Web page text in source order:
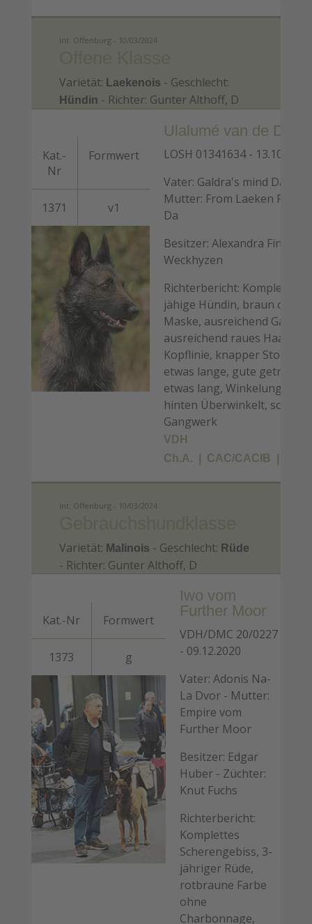
Int. Offenburg - 10/03/2024
Varietät: Laekenois - Geschlecht:
Hündin - Richter: Gunter Althoff, D
Kat.-
Nr
Formwert
1371 v1
Ulalumé van de
LOSH 01341634 - 13.10.2021
Vater: Galdra's mind Dark
Mutter: From Laeken
Da
Besitzer: Alexandra Finke -
Weckhyzen
Richterbericht: Komplettes
jähige Hündin, braun
Maske, ausreichend
ausreichend raues Haar
Kopflinie, knapper Stopp,
etwas lange, gute
etwas lang, Winkelungen
hinten Überwinkelt,
Gangwerk
VDH
Ch.A.
CAC/CACIB
Int. Offenburg - 10/03/2024
Varietät: Malinois - Geschlecht: Rüde
- Richter: Gunter Althoff, D
Kat.-Nr Formwert
1373 g
Iwo vom
Further Moor
VDH/DMC 20/0227
- 09.12.2020
Vater: Adonis Na-
La Dvor - Mutter:
Empire vom
Further Moor
Besitzer: Edgar
Huber - Züchter:
Knut Fuchs
Richterbericht:
Komplettes
Scherengebiss, 3-
jähriger Rüde,
rotbraune Farbe
ohne
Charbonnage,